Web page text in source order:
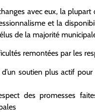
avec eux, la
et la
de la majorité
remontées par les
d’un soutien plus actif
des promesses